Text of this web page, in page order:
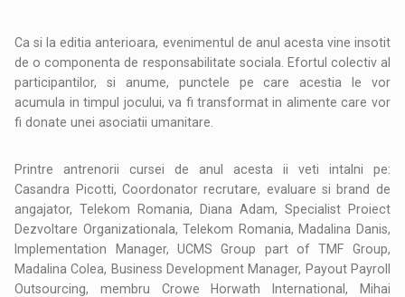
Ca si la editia anterioara, evenimentul de anul acesta vine insotit
de o componenta de responsabilitate sociala. Efortul colectiv al
participantilor, si anume, punctele pe care acestia le vor
acumula in timpul jocului, va fi transformat in alimente care vor
fi donate unei asociatii umanitare.
Printre antrenorii cursei de anul acesta ii veti intalni pe:
Casandra Picotti, Coordonator recrutare, evaluare si brand de
angajator, Telekom Romania, Diana Adam, Specialist Proiect
Dezvoltare Organizationala, Telekom Romania, Madalina Danis,
Implementation Manager, UCMS Group part of TMF Group,
Madalina Colea, Business Development Manager, Payout Payroll
Outsourcing, membru Crowe Horwath International, Mihai